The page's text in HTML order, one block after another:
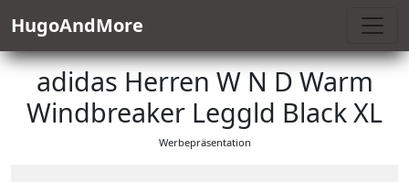
HugoAndMore
adidas Herren W N D Warm
Windbreaker Leggld Black XL
Werbepräsentation